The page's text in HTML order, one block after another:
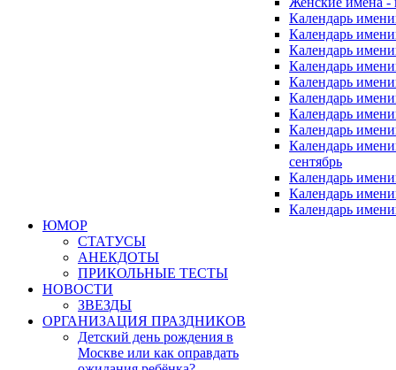
Календарь
Календарь
Календарь
Календарь
Календарь
Календарь
Календарь
Календарь
Календарь
сентябрь
Календарь
Календарь
Календарь
ЮМОР
СТАТУСЫ
АНЕКДОТЫ
ПРИКОЛЬНЫЕ ТЕСТЫ
НОВОСТИ
ЗВЕЗДЫ
ОРГАНИЗАЦИЯ ПРАЗДНИКОВ
Детский день рождения в
Москве или как оправдать